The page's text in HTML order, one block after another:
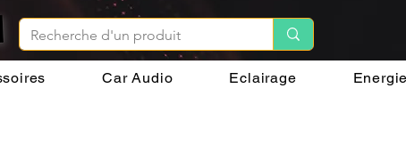
Car Audio Eclairage Energie